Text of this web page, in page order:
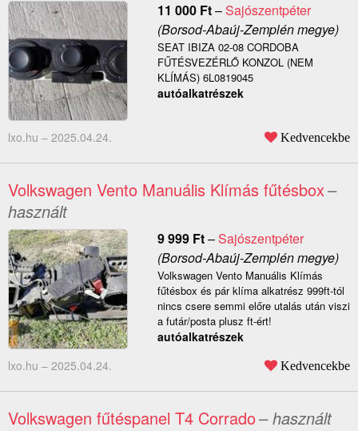
11 000 Ft–Sajószentpéter
(Borsod-Abaúj-Zemplén megye)
SEAT IBIZA 02-08 CORDOBA
FŰTÉSVEZÉRLŐ KONZOL (NEM
KLÍMÁS) 6L0819045
autóalkatrészek
lxo.hu – 2025.04.24. Kedvencekbe
Volkswagen Vento Manuális Klímás fűtésbox–
használt
9 999 Ft–Sajószentpéter
(Borsod-Abaúj-Zemplén megye)
Volkswagen Vento Manuális Klímás
fűtésbox és pár klíma alkatrész 999ft-tól
nincs csere semmi előre utalás után viszi
a futár/posta plusz ft-ért!
autóalkatrészek
lxo.hu – 2025.04.24. Kedvencekbe
Volkswagen fűtéspanel T4 Corrado– használt